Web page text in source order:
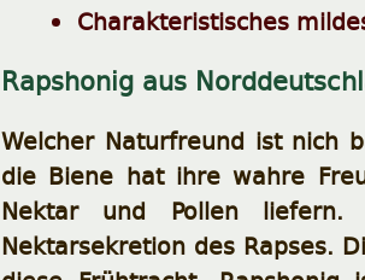
Charakteristisches
Rapshonig aus
Welcher Naturfreund ist nich
die Biene hat ihre wahre
Nektar und Pollen liefern.
Nektarsekretion des Rapses.